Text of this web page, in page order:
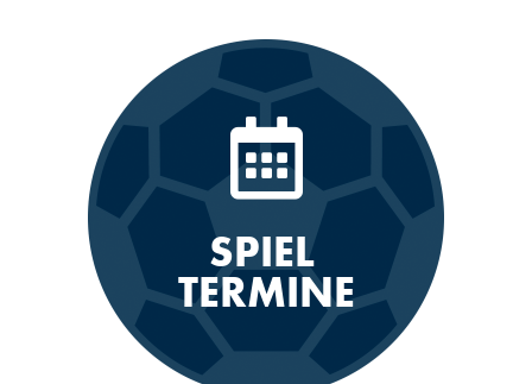
SPIEL
TERMINE